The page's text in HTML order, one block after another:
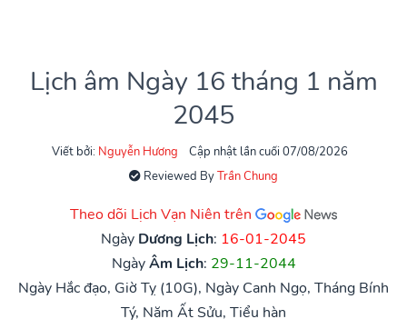
Lịch âm Ngày 16 tháng 1 năm
2045
Viết bởi: Nguyễn Hương
Cập nhật lần cuối 07/08/2026
Reviewed ByTrần Chung
Theo dõi Lịch Vạn Niên trên
Ngày Dương Lịch: 16-01-2045
NgàyÂm Lịch: 29-11-2044
Ngày Hắc đạo, Giờ Tỵ (10G), Ngày Canh Ngọ, Tháng Bính
Tý, Năm Ất Sửu, Tiểu hàn